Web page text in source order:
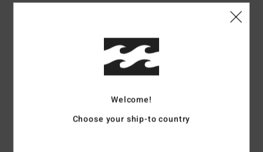
Details & caractéristiques
Code couleur
jersey de coton [160 g/m2]
Premium
Welcome!
Choose your ship-to country